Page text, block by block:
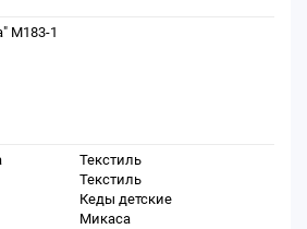
M183-1
Текстиль
Текстиль
Кеды детские
Микаса